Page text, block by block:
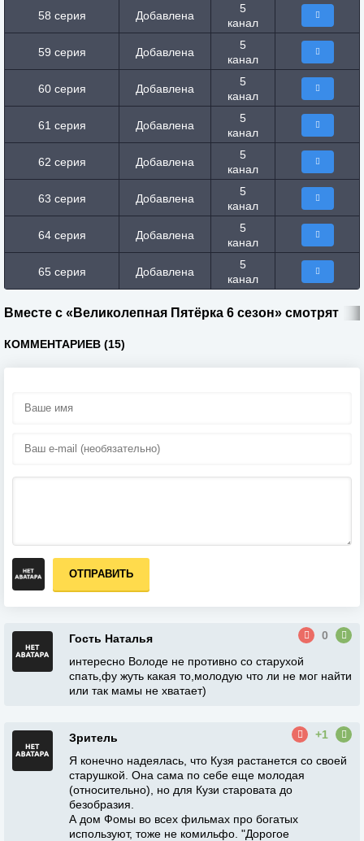
58 серия Добавлена
5
канал
59 серия Добавлена
5
канал
60 серия Добавлена
5
канал
61 серия Добавлена
5
канал
62 серия Добавлена
5
канал
63 серия Добавлена
5
канал
64 серия Добавлена
5
канал
65 серия Добавлена
5
канал
Вместе с «Великолепная Пятёрка 6 сезон» смотрят
КОММЕНТАРИЕВ (15)
ОТПРАВИТЬ
Гость Наталья
0
интересно Володе не противно со старухой
спать,фу жуть какая то,молодую что ли не мог найти
или так мамы не хватает)
Зритель
+1
Я конечно надеялась, что Кузя растанется со своей
старушкой. Она сама по себе еще молодая
(относительно), но для Кузи старовата до
безобразия.
А дом Фомы во всех фильмах про богатых
используют, тоже не комильфо. "Дорогое